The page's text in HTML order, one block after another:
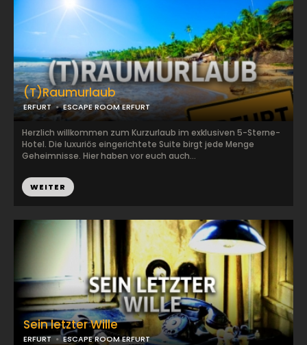
(T)Raumurlaub
ERFURT ESCAPE ROOM ERFURT
Herzlich willkommen zum Kurzurlaub im exklusiven 5-Sterne-
Hotel. Die luxuriös eingerichtete Suite birgt jede Menge
Geheimnisse. Hier haben vor euch auch...
WEITER
Sein letzter Wille
ERFURT ESCAPE ROOM ERFURT